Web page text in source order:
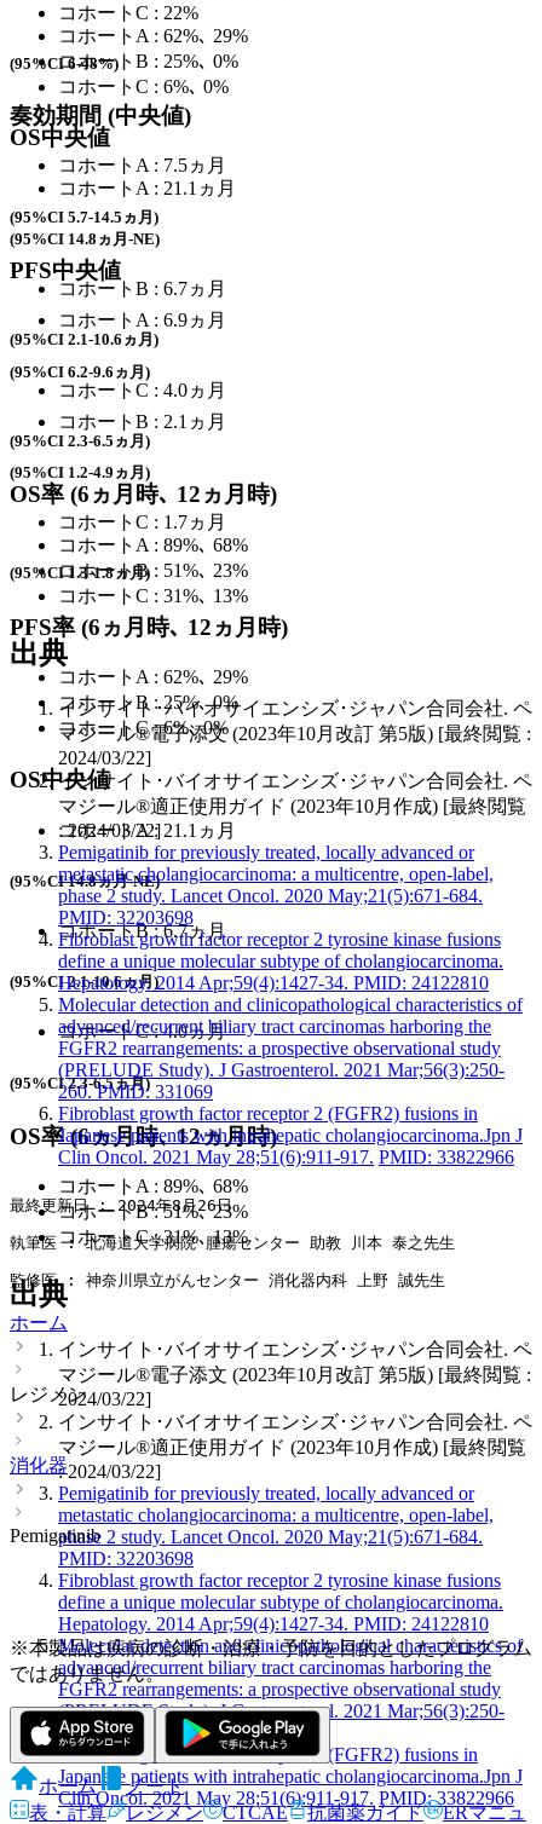
コホートA : 62%､ 29%
コホートB : 25%､ 0%
コホートC : 6%､ 0%
OS中央値
コホートA : 21.1ヵ月
(95%CI 14.8ヵ月-NE)
コホートB : 6.7ヵ月
(95%CI 2.1-10.6ヵ月)
コホートC : 4.0ヵ月
(95%CI 2.3-6.5ヵ月)
OS率 (6ヵ月時､ 12ヵ月時)
コホートA : 89%､ 68%
コホートB : 51%､ 23%
コホートC : 31%､ 13%
出典
インサイト･バイオサイエンシズ･ジャパン合同会社. ペ
マジール®電子添文 (2023年10月改訂 第5版) [最終閲覧 :
2024/03/22]
インサイト･バイオサイエンシズ･ジャパン合同会社. ペ
マジール®適正使用ガイド (2023年10月作成) [最終閲覧
: 2024/03/22]
Pemigatinib for previously treated, locally advanced or
metastatic cholangiocarcinoma: a multicentre, open-label,
phase 2 study. Lancet Oncol. 2020 May;21(5):671-684.
PMID: 32203698
Fibroblast growth factor receptor 2 tyrosine kinase fusions
define a unique molecular subtype of cholangiocarcinoma.
Hepatology. 2014 Apr;59(4):1427-34. PMID: 24122810
Molecular detection and clinicopathological characteristics of
advanced/recurrent biliary tract carcinomas harboring the
FGFR2 rearrangements: a prospective observational study
(PRELUDE Study). J Gastroenterol. 2021 Mar;56(3):250-
260. PMID: 331069
Fibroblast growth factor receptor 2 (FGFR2) fusions in
Japanese patients with intrahepatic cholangiocarcinoma.Jpn J
Clin Oncol. 2021 May 28;51(6):911-917. PMID: 33822966
最終更新日 : 2024年8月26日
執筆医 : 北海道大学病院 腫瘍センター 助教 川本 泰之先生
監修医 : 神奈川県立がんセンター 消化器内科 上野 誠先生
ホーム
レジメン
消化器
Pemigatinib
※本製品は疾病の診断・治療・予防を目的としたプログラム
ではありません。
ホーム
ノート
表・計算
レジメン CTCAE 抗菌薬ガイド
ERマニュ
コホートC : 22%
(95%CI 6-48%)
奏効期間 (中央値)
コホートA : 7.5ヵ月
(95%CI 5.7-14.5ヵ月)
PFS中央値
コホートA : 6.9ヵ月
(95%CI 6.2-9.6ヵ月)
コホートB : 2.1ヵ月
(95%CI 1.2-4.9ヵ月)
コホートC : 1.7ヵ月
(95%CI 1.3-1.8ヵ月)
PFS率 (6ヵ月時､ 12ヵ月時)
コホートA : 62%､ 29%
コホートB : 25%､ 0%
コホートC : 6%､ 0%
OS中央値
コホートA : 21.1ヵ月
(95%CI 14.8ヵ月-NE)
コホートB : 6.7ヵ月
(95%CI 2.1-10.6ヵ月)
コホートC : 4.0ヵ月
(95%CI 2.3-6.5ヵ月)
OS率 (6ヵ月時､ 12ヵ月時)
コホートA : 89%､ 68%
コホートB : 51%､ 23%
コホートC : 31%､ 13%
出典
インサイト･バイオサイエンシズ･ジャパン合同会社. ペ
マジール®電子添文 (2023年10月改訂 第5版) [最終閲覧 :
2024/03/22]
インサイト･バイオサイエンシズ･ジャパン合同会社. ペ
マジール®適正使用ガイド (2023年10月作成) [最終閲覧
: 2024/03/22]
Pemigatinib for previously treated, locally advanced or
metastatic cholangiocarcinoma: a multicentre, open-label,
phase 2 study. Lancet Oncol. 2020 May;21(5):671-684.
PMID: 32203698
Fibroblast growth factor receptor 2 tyrosine kinase fusions
define a unique molecular subtype of cholangiocarcinoma.
Hepatology. 2014 Apr;59(4):1427-34. PMID: 24122810
Molecular detection and clinicopathological characteristics of
advanced/recurrent biliary tract carcinomas harboring the
FGFR2 rearrangements: a prospective observational study
(PRELUDE Study). J Gastroenterol. 2021 Mar;56(3):250-
260. PMID: 331069
Fibroblast growth factor receptor 2 (FGFR2) fusions in
Japanese patients with intrahepatic cholangiocarcinoma.Jpn J
Clin Oncol. 2021 May 28;51(6):911-917. PMID: 33822966